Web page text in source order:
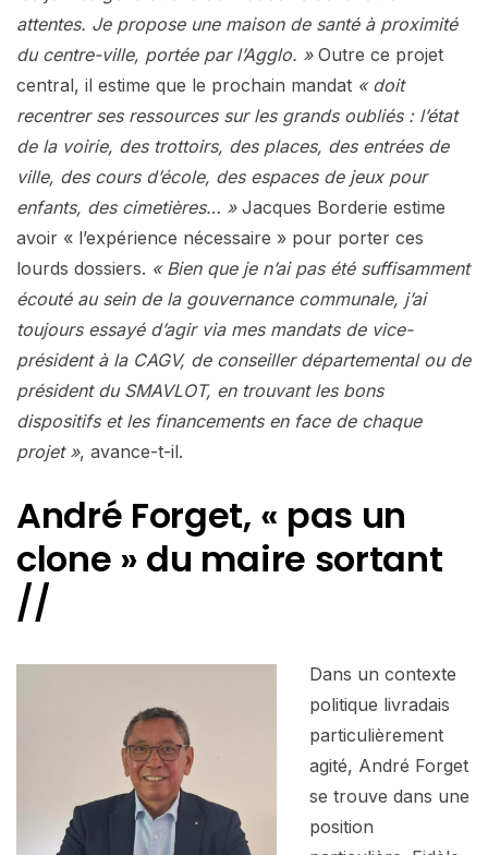
attentes. Je propose une maison de santé à proximité
du centre-ville, portée par l’Agglo. »Outre ce projet
central, il estime que le prochain mandat « doit
recentrer ses ressources sur les grands oubliés : l’état
de la voirie, des trottoirs, des places, des entrées de
ville, des cours d’école, des espaces de jeux pour
enfants, des cimetières… »Jacques Borderie estime
avoir « l’expérience nécessaire » pour porter ces
lourds dossiers. « Bien que je n’ai pas été suffisamment
écouté au sein de la gouvernance communale, j’ai
toujours essayé d’agir via mes mandats de vice-
président à la CAGV, de conseiller départemental ou de
président du SMAVLOT, en trouvant les bons
dispositifs et les financements en face de chaque
projet », avance-t-il.
André Forget, « pas un
clone » du maire sortant
//
Dans un contexte
politique livradais
particulièrement
agité, André Forget
se trouve dans une
position